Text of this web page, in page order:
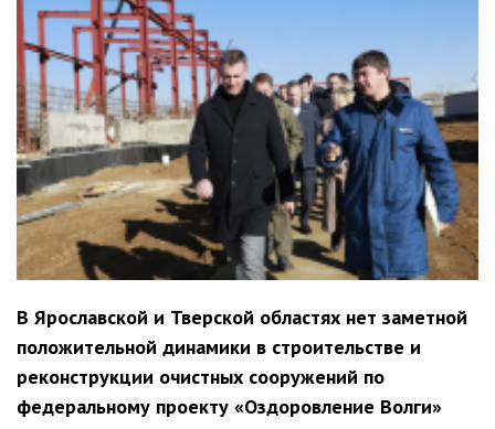
В Ярославской и Тверской областях нет заметной
положительной динамики в строительстве и
реконструкции очистных сооружений по
федеральному проекту «Оздоровление Волги»